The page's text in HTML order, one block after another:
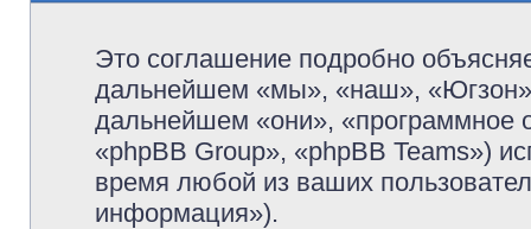
Это соглашение подробно
дальнейшем «мы», «наш»,
дальнейшем «они», «программное
«phpBB Group», «phpBB Teams»)
время любой из ваших
информация»).